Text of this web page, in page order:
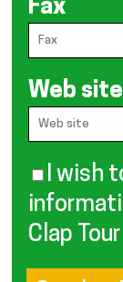
Fax
Web site
I wish
Clap